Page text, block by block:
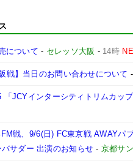
について - セレッソ大阪 - 14時
戦】当日のお問い合わせについて
「JCYインターシティトリムカッ
戦、9/6(日) FC東京戦 AWAYパ
サダー 出演のお知らせ - 京都サ